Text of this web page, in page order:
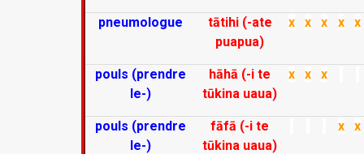
pneumologue
tātihi (-ate
puapua)
x x x x x
pouls (prendre
le-)
hāhā (-i te
tūkina uaua)
x x x
pouls (prendre
le-)
fāfā (-i te
tūkina uaua)
x x